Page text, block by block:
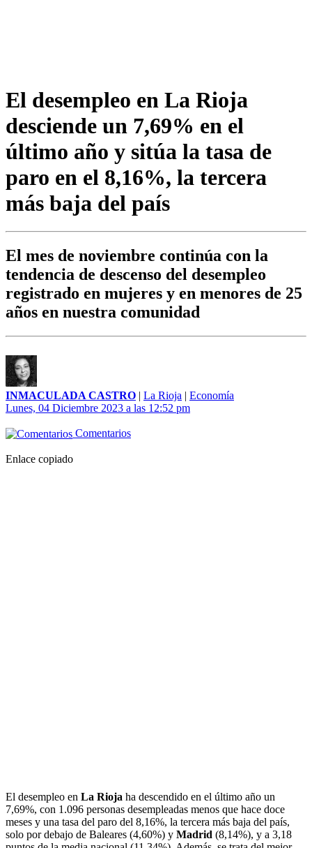
El desempleo en La Rioja
desciende un 7,69% en el
último año y sitúa la tasa de
paro en el 8,16%, la tercera
más baja del país
El mes de noviembre continúa con la
tendencia de descenso del desempleo
registrado en mujeres y en menores de 25
años en nuestra comunidad
INMACULADA CASTRO | La Rioja | Economía
Lunes, 04 Diciembre 2023 a las 12:52 pm
Comentarios
Enlace copiado
El desempleo en La Rioja ha descendido en el último año un
7,69%, con 1.096 personas desempleadas menos que hace doce
meses y una tasa del paro del 8,16%, la tercera más baja del país,
solo por debajo de Baleares (4,60%) y Madrid (8,14%), y a 3,18